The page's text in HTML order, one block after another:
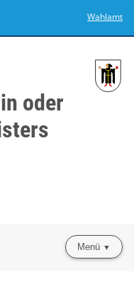
Wahlamt
oder
Menü